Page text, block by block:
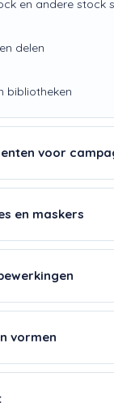
en andere stock
delen
bibliotheken
voor
en maskers
vormen